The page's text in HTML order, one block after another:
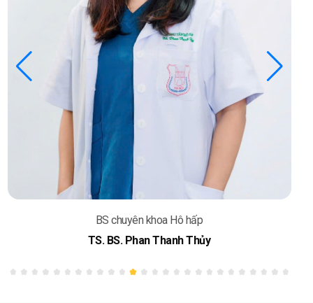
BS chuyên khoa Hô hấp
TS. BS. Phan Thanh Thủy